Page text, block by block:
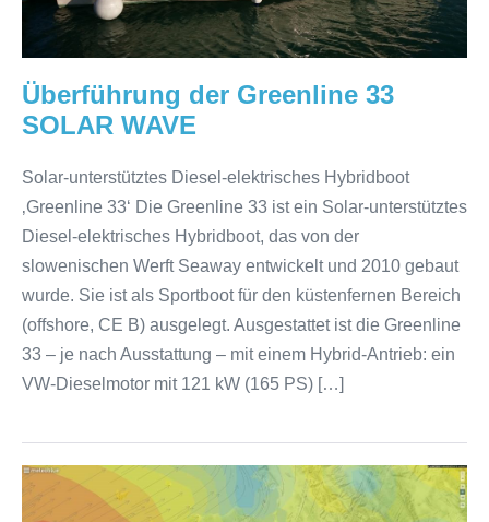
Überführung der Greenline 33
SOLAR WAVE
Solar-unterstütztes Diesel-elektrisches Hybridboot
‚Greenline 33‘ Die Greenline 33 ist ein Solar-unterstütztes
Diesel-elektrisches Hybridboot, das von der
slowenischen Werft Seaway entwickelt und 2010 gebaut
wurde. Sie ist als Sportboot für den küstenfernen Bereich
(offshore, CE B) ausgelegt. Ausgestattet ist die Greenline
33 – je nach Ausstattung – mit einem Hybrid-Antrieb: ein
VW-Dieselmotor mit 121 kW (165 PS) […]
Starkwind